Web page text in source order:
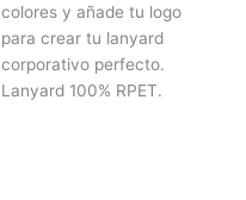
colores y añade tu logo
para crear tu lanyard
corporativo perfecto.
Lanyard 100% RPET.